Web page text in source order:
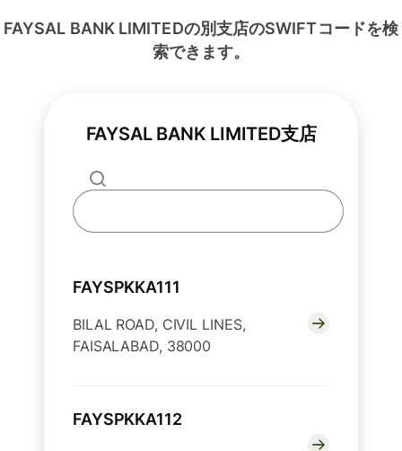
FAYSAL BANK LIMITEDの別支店のSWIFTコードを検
索できます。
FAYSAL BANK LIMITED支店
FAYSPKKA111
BILAL ROAD, CIVIL LINES,
FAISALABAD, 38000
FAYSPKKA112